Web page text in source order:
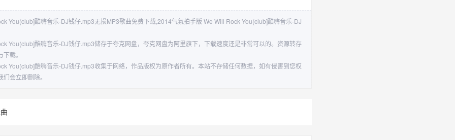
You(club]酷嗨音乐-DJ钱仔.mp3无损MP3歌曲免费下载,2014气氛拍手版 We Will Rock You(club]酷嗨音乐-DJ
You(club]酷嗨音乐-DJ钱仔.mp3储存于夸克网盘，夸克网盘为阿里旗下，下载速度还是非常可以的。资源转存
载。
You(club]酷嗨音乐-DJ钱仔.mp3收集于网络，作品版权为原作者所有。本站不存储任何数据，如有侵害到您权
会立即删除。